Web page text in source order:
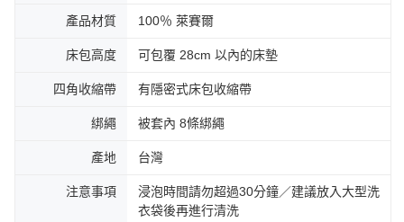
產品材質 100％ 萊賽爾
床包高度 可包覆 28cm 以內的床墊
四角收縮帶 有隱密式床包收縮帶
綁繩 被套內 8條綁繩
產地 台灣
注意事項
浸泡時間請勿超過30分鐘／建議放入大型洗
衣袋後再進行清洗